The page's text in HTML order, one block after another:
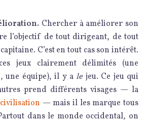
Chercher à améliorer son
l’objectif de tout dirigeant, de tout
C’est en tout cas son intérêt.
jeux clairement délimités (une
une équipe), il y ale jeu. Ce jeu qui
prend différents visages — la
civilisation — mais il les marque tous
dans le monde occidental, on